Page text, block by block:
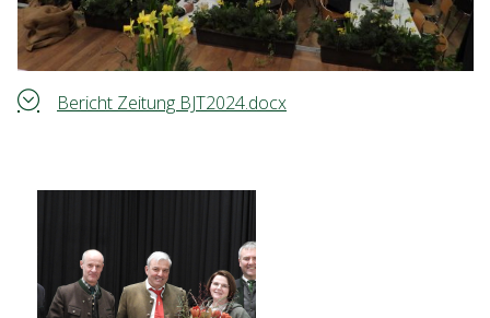
Bericht Zeitung BJT2024.docx